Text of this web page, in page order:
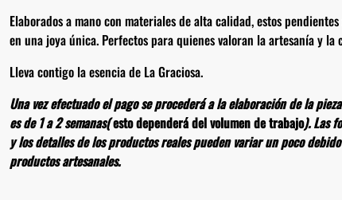
Elaborados a mano con materiales de alta calidad, estos
en una joya única. Perfectos para quienes valoran la artesanía y
Lleva contigo la esencia de La Graciosa.
Una vez efectuado el pago se procederá a la elaboración de la
es de 1 a 2 semanas(esto dependerá del volumen de trabajo). Las
y los detalles de los productos reales pueden variar un poco
productos artesanales.